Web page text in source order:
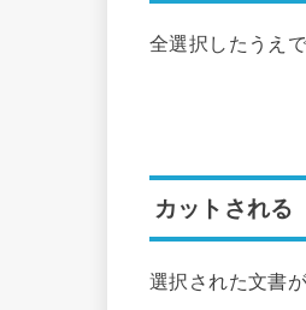
全選択したうえ
カットされる
選択された文書